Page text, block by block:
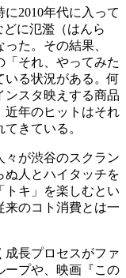
2010年代に入って
に氾濫（はんら
た。その結果、
それ、やってみた
いる状況がある。何
ンスタ映えする商品
近年のヒットはそれ
きている。
々が渋谷のスクラン
ぬ人とハイタッチを
トキ」を楽しむとい
来のコト消費とは一
成長プロセスがファ
ープや、映画『この